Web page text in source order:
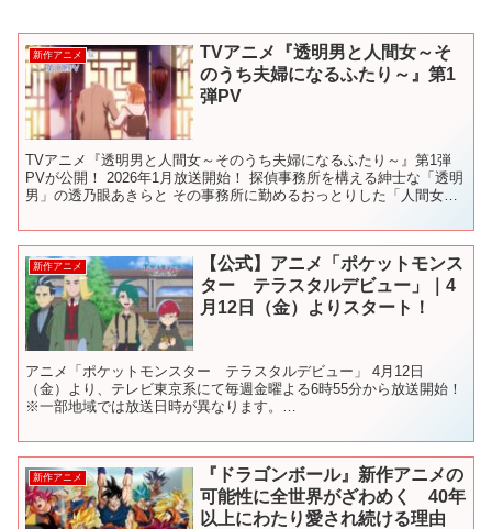
新作アニメ
TVアニメ『透明男と人間女～そ
のうち夫婦になるふたり～』第1
弾PV
TVアニメ『透明男と人間女～そのうち夫婦になるふたり～』第1弾
PVが公開！ 2026年1月放送開始！ 探偵事務所を構える紳士な「透明
男」の透乃眼あきらと その事務所に勤めるおっとりした「人間女
新作アニメ
【公式】アニメ「ポケットモンス
ター テラスタルデビュー」｜4
月12日（金）よりスタート！
アニメ「ポケットモンスター テラスタルデビュー」 4月12日
（金）より、テレビ東京系にて毎週金曜よる6時55分から放送開始！
※一部地域では放送日時が異なります。
新作アニメ
『ドラゴンボール』新作アニメの
可能性に全世界がざわめく 40年
以上にわたり愛され続ける理由